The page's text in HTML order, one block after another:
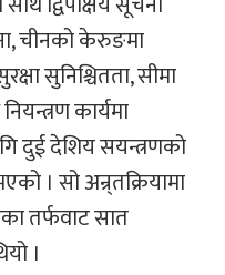
चीनको केरुङमा
सुनिश्चितता, सीमा
कार्यमा
दुई देशिय सयन्त्रणको
। सो अन्र्तक्रियामा
तर्फवाट सात
।